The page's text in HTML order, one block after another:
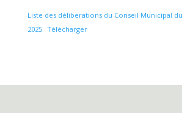
Liste des déliberations du Conseil Municipal
2025 Télécharger